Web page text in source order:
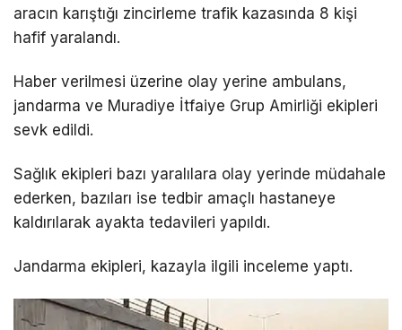
Youtube
aracın karıştığı zincirleme trafik kazasında 8 kişi
hafif yaralandı.
Haber verilmesi üzerine olay yerine ambulans,
jandarma ve Muradiye İtfaiye Grup Amirliği ekipleri
sevk edildi.
Sağlık ekipleri bazı yaralılara olay yerinde müdahale
ederken, bazıları ise tedbir amaçlı hastaneye
kaldırılarak ayakta tedavileri yapıldı.
Jandarma ekipleri, kazayla ilgili inceleme yaptı.